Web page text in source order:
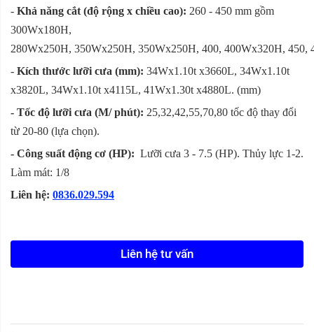
- Khả năng cắt (độ rộng x chiều cao): 260 - 450 mm gồm
300Wx180H,
280Wx250H, 350Wx250H, 350Wx250H, 400, 400Wx320H, 450,
- Kích thước lưỡi cưa (mm): 34Wx1.10t x3660L, 34Wx1.10t
x3820L, 34Wx1.10t x4115L, 41Wx1.30t x4880L. (mm)
- Tốc độ lưỡi cưa (M/ phút): 25,32,42,55,70,80 tốc độ thay đổi
từ 20-80 (lựa chọn).
- Công suất động cơ (HP): Lưỡi cưa 3 - 7.5 (HP). Thủy lực 1-2.
Làm mát: 1/8
Liên hệ: 0836.029.594
Liên hệ tư vấn